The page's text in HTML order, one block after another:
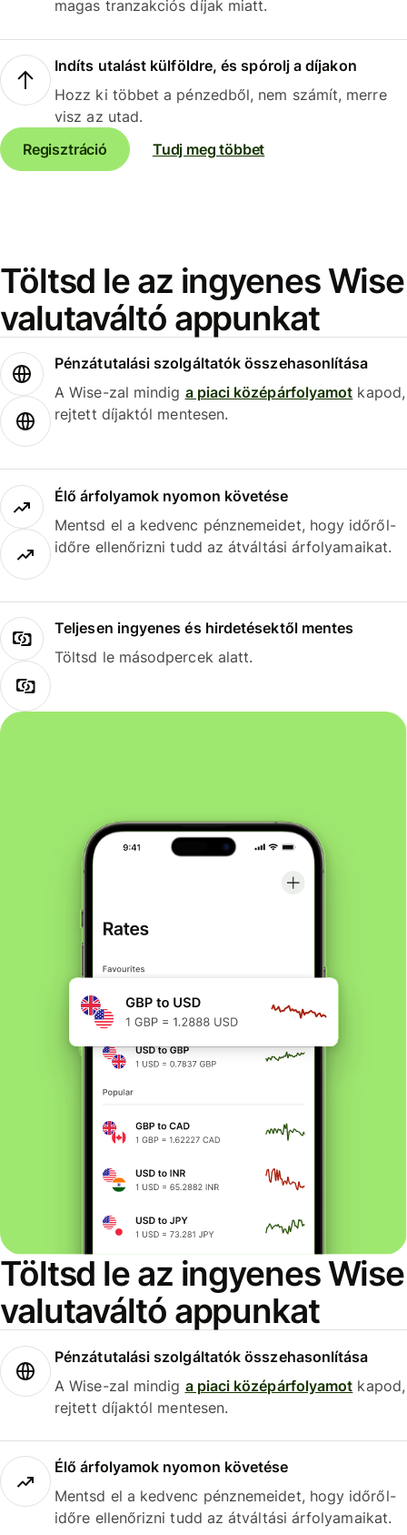
magas tranzakciós díjak miatt.
Indíts utalást külföldre, és spórolj a díjakon
Hozz ki többet a pénzedből, nem számít, merre
visz az utad.
Regisztráció
Tudj meg többet
Töltsd le az ingyenes Wise
valutaváltó appunkat
Pénzátutalási szolgáltatók összehasonlítása
A Wise-zal mindig a piaci középárfolyamot kapod,
rejtett díjaktól mentesen.
Élő árfolyamok nyomon követése
Mentsd el a kedvenc pénznemeidet, hogy időről-
időre ellenőrizni tudd az átváltási árfolyamaikat.
Teljesen ingyenes és hirdetésektől mentes
Töltsd le másodpercek alatt.
Töltsd le az ingyenes Wise
valutaváltó appunkat
Pénzátutalási szolgáltatók összehasonlítása
A Wise-zal mindig a piaci középárfolyamot kapod,
rejtett díjaktól mentesen.
Élő árfolyamok nyomon követése
Mentsd el a kedvenc pénznemeidet, hogy időről-
időre ellenőrizni tudd az átváltási árfolyamaikat.